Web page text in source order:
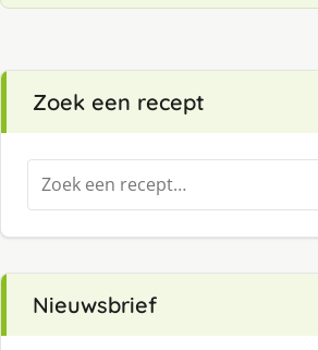
Zoek een recept
Zoeken
naar:
Nieuwsbrief